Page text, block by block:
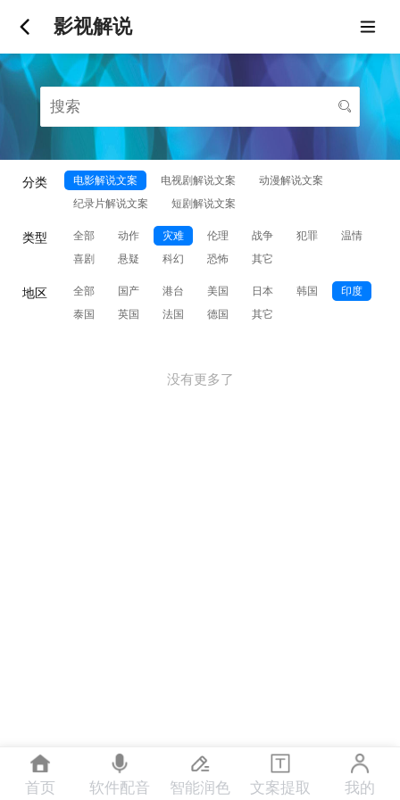
影视解说
分类 电影解说文案 电视剧解说文案
动漫解说文案
纪录片解说文案
短剧解说文案
类型 全部 动作 灾难 伦理 战争 犯罪
温情
喜剧
悬疑 科幻 恐怖 其它
地区 全部 国产 港台 美国 日本 韩国
印度
泰国
英国 法国 德国 其它
没有更多了
首页 软件配音 智能润色 文案提取 我的